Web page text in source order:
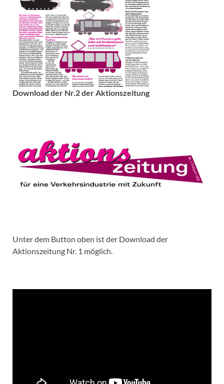
Download der Nr.2 der Aktionszeitung
Unter dem Button oben ist der Download der
Aktionszeitung Nr. 1 möglich.